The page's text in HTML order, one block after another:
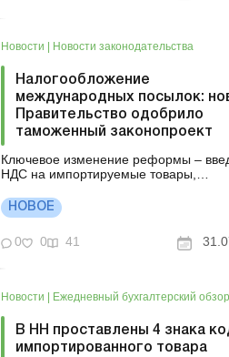
Новости Новости законодательства
Налогообложение
международных посылок:
Правительство одобрило
таможенный законопроект
Ключевое изменение реформы –
НДС на импортируемые товары,
начиная с 0 евро (посылки
150 евро НДС не облагаются). Детали
продает товары на международном
НОВОЕ
0 0 41
Новости | Ежедневный бухгалтерский обзор
В НН проставлены 4 знака
импортированного товара